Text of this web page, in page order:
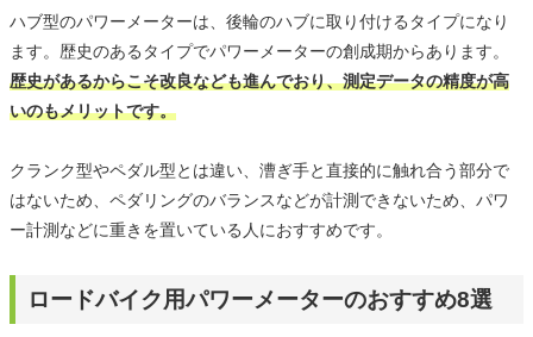
ハブ型のパワーメーターは、後輪のハブに取り付けるタイプになり
ます。歴史のあるタイプでパワーメーターの創成期からあります。
歴史があるからこそ改良なども進んでおり、測定データの精度が高
いのもメリットです。
クランク型やペダル型とは違い、漕ぎ手と直接的に触れ合う部分で
はないため、ペダリングのバランスなどが計測できないため、パワ
ー計測などに重きを置いている人におすすめです。
ロードバイク用パワーメーターのおすすめ8選